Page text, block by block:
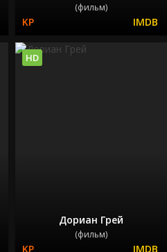
(фильм)
Дориан Грей
(фильм)
HD